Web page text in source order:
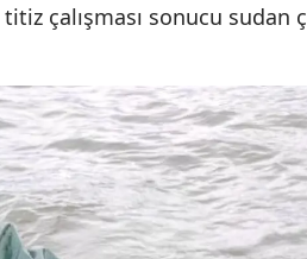
çalışması sonucu sudan